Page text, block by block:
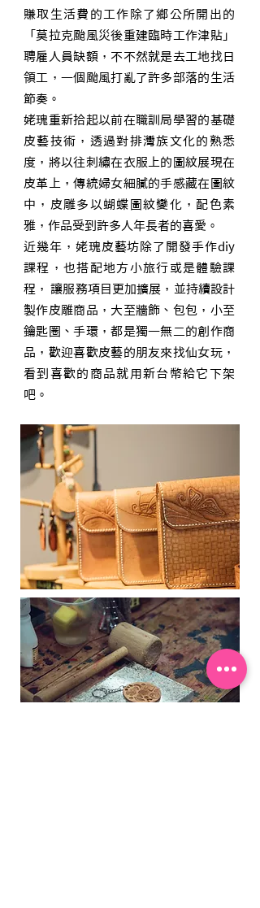
賺取生活費的工作除了鄉公所開出的
「莫拉克颱風災後重建臨時工作津貼」
聘雇人員缺額，不不然就是去工地找日
領工，一個颱風打亂了許多部落的生活
節奏。
姥瑰重新拾起以前在職訓局學習的基礎
皮藝技術，透過對排灣族文化的熟悉
度，將以往刺繡在衣服上的圖紋展現在
皮革上，傳統婦女細膩的手感藏在圖紋
中，皮雕多以蝴蝶圖紋變化，配色素
雅，作品受到許多人年長者的喜愛。
近幾年，姥瑰皮藝坊除了開發手作diy
課程，也搭配地方小旅行或是體驗課
程， 讓服務項目更加擴展，並持續設計
製作皮雕商品，大至牆飾、包包，小至
鑰匙圈、手環，都是獨一無二的創作商
品，歡迎喜歡皮藝的朋友來找仙女玩，
看到喜歡的商品就用新台幣給它下架
吧。